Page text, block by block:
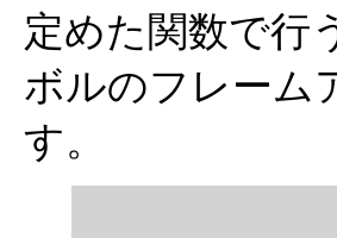
定めた関数で行
ボルのフレーム
す。